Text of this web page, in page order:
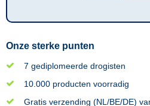
Onze sterke punten
7 gediplomeerde drogisten
10.000 producten voorradig
Gratis verzending (NL/BE/DE)